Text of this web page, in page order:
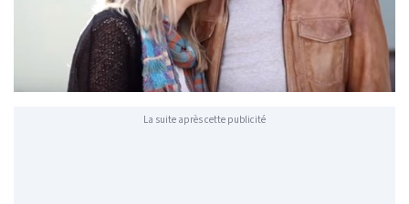
La suite après cette publicité